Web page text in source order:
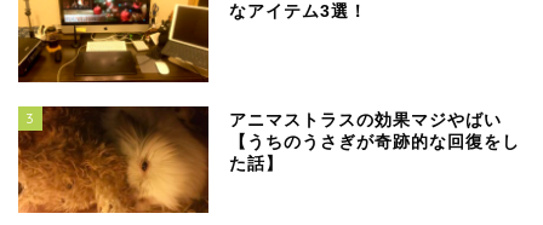
なアイテム3選！
3
アニマストラスの効果マジやばい
【うちのうさぎが奇跡的な回復をし
た話】